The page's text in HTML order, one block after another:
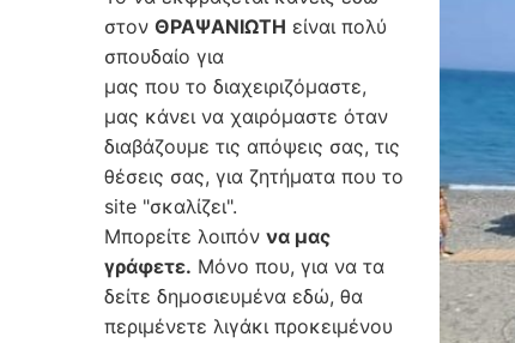
στον ΘΡΑΨΑΝΙΩΤΗ είναι πολύ
σπουδαίο για
μας που το διαχειριζόμαστε,
μας κάνει να χαιρόμαστε όταν
διαβάζουμε τις απόψεις σας, τις
θέσεις σας, για ζητήματα που το
site "σκαλίζει".
Μπορείτε λοιπόν να μας
γράφετε. Μόνο που, για να τα
δείτε δημοσιευμένα εδώ, θα
περιμένετε λιγάκι προκειμένου